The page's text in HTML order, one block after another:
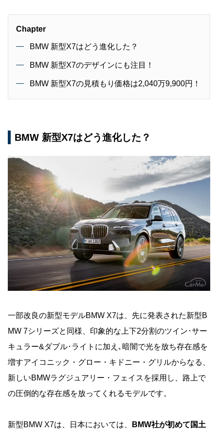
Chapter
BMW 新型X7はどう進化した？
BMW 新型X7のデザインにも注目！
BMW 新型X7の見積もり価格は2,040万9,900円！
BMW 新型X7はどう進化した？
一部改良の新型モデルBMW X7は、先に発表された新型B
MW 7シリーズと同様、印象的な上下2分割のツイン･サー
キュラー&ダブル･ライトに加え､暗闇で光を放ち存在感を
増すアイコニック・グロー・キドニー・グリルからなる、
新しいBMWラグジュアリー・フェイスを採用し、路上で
の圧倒的な存在感を放ってくれるモデルです。
新型BMW X7は、日本においては、
BMW社が初めて国土